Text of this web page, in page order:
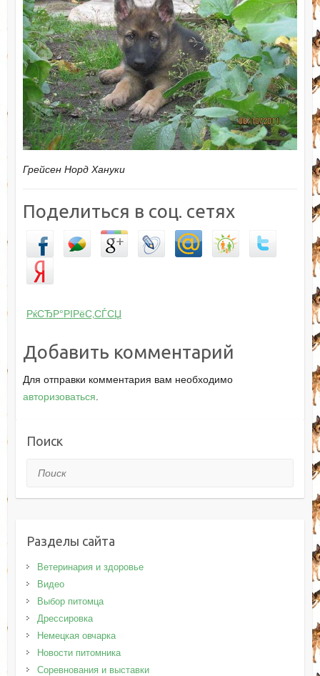
Грейсен Норд Хануки
Поделиться в соц. сетях
РќСЂР°РІРёС‚СЃСЏ
Добавить комментарий
Для отправки комментария вам необходимо
авторизоваться
Поиск
Поиск
Разделы сайта
Ветеринария и здоровье
Видео
Выбор питомца
Дрессировка
Немецкая овчарка
Новости питомника
Соревнования и выставки